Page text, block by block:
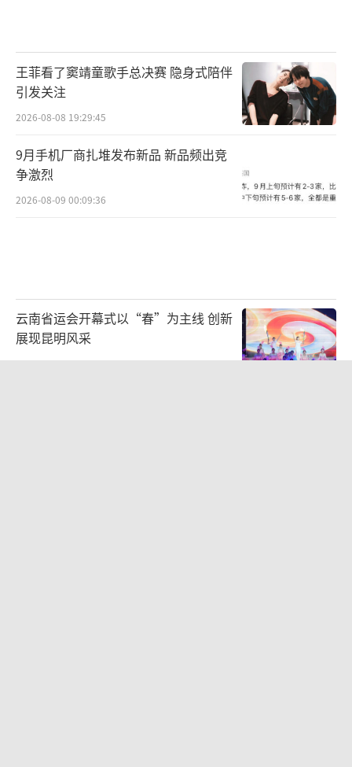
王菲看了窦靖童歌手总决赛 隐身式陪伴
引发关注
2026-08-08 19:29:45
9月手机厂商扎堆发布新品 新品频出竞
争激烈
2026-08-09 00:09:36
云南省运会开幕式以“春”为主线 创新
展现昆明风采
2026-08-09 00:57:09